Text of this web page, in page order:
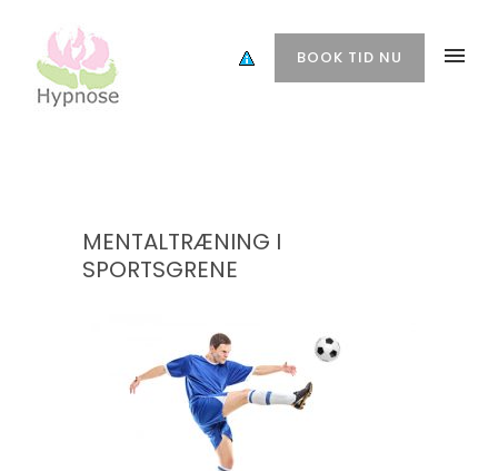
BOOK TID NU
MENTALTRÆNING I
SPORTSGRENE